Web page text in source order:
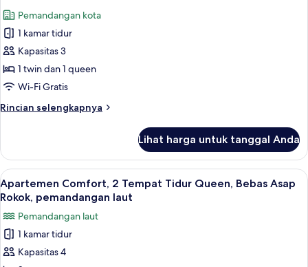
Queen,
pemandangan
laut
foto
untuk
Studio
Comfort,
Beberapa
Tempat
Tidur,
pemandangan
Pemandangan kota
1 kamar tidur
Kapasitas 3
1 twin dan 1 queen
Wi-Fi Gratis
Rincian selengkapnya
Rincian
Studio
Comfort,
Beberapa
Tempat
pemandangan
kota
Lihat harga untuk tanggal Anda
Lihat
semua
untuk
Apartemen
Comfort,
Apartemen Comfort, 2 Tempat
14
Apartemen Comfort, 2 Tempat Tidur Queen, Bebas Asap
Rokok, pemandangan laut
Pemandangan laut
1 kamar tidur
Kapasitas 4